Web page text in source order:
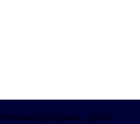
праздник – День